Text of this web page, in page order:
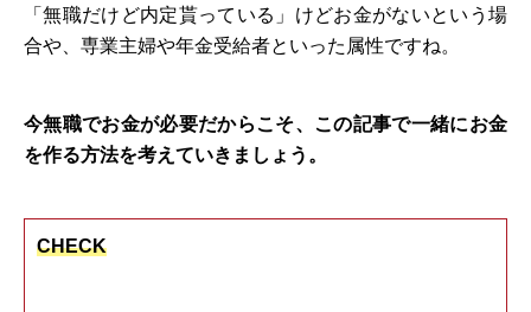
「無職だけど内定貰っている」けどお金がないという場
合や、専業主婦や年金受給者といった属性ですね。
今無職でお金が必要だからこそ、この記事で一緒にお金
を作る方法を考えていきましょう。
CHECK